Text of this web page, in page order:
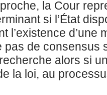
la Cour
si l’État
l’existence d’une
pas de consensus
alors si
la loi, au